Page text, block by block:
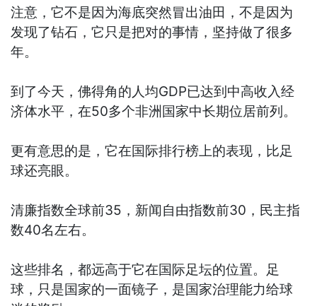
注意，它不是因为海底突然冒出油田，不是因为
发现了钻石，它只是把对的事情，坚持做了很多
年。
到了今天，佛得角的人均GDP已达到中高收入经
济体水平，在50多个非洲国家中长期位居前列。
更有意思的是，它在国际排行榜上的表现，比足
球还亮眼。
清廉指数全球前35，新闻自由指数前30，民主指
数40名左右。
这些排名，都远高于它在国际足坛的位置。足
球，只是国家的一面镜子，是国家治理能力给球